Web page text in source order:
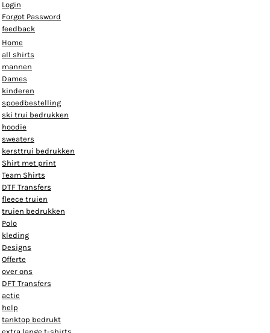
Login
Forgot Password
feedback
Home
all shirts
mannen
Dames
kinderen
spoedbestelling
ski trui bedrukken
hoodie
sweaters
kersttrui bedrukken
Shirt met print
Team Shirts
DTF Transfers
fleece truien
truien bedrukken
Polo
kleding
Designs
Offerte
over ons
DFT Transfers
actie
help
tanktop bedrukt